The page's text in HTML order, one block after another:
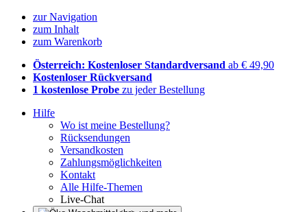
zur Navigation
zum Inhalt
zum Warenkorb
Österreich: Kostenloser Standardversand ab € 49,90
Kostenloser Rückversand
1 kostenlose Probe zu jeder Bestellung
Hilfe
Wo ist meine Bestellung?
Rücksendungen
Versandkosten
Zahlungsmöglichkeiten
Kontakt
Alle Hilfe-Themen
Live-Chat